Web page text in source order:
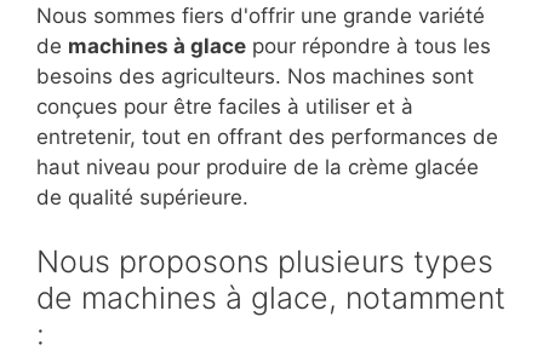
Nous sommes fiers d'offrir une grande variété
de machines à glace pour répondre à tous les
besoins des agriculteurs. Nos machines sont
conçues pour être faciles à utiliser et à
entretenir, tout en offrant des performances de
haut niveau pour produire de la crème glacée
de qualité supérieure.
Nous proposons plusieurs types
de machines à glace, notamment
: